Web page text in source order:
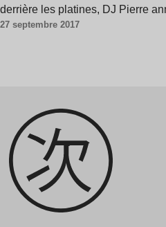
derrière les platines, DJ Pierre
27 septembre 2017